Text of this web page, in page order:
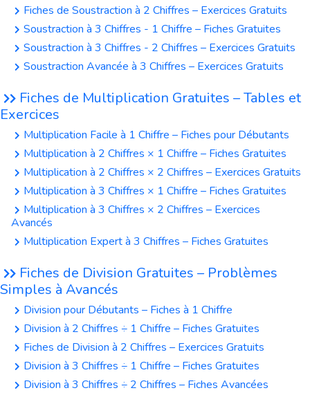
Fiches de Soustraction à 2 Chiffres – Exercices Gratuits
Soustraction à 3 Chiffres - 1 Chiffre – Fiches Gratuites
Soustraction à 3 Chiffres - 2 Chiffres – Exercices Gratuits
Soustraction Avancée à 3 Chiffres – Exercices Gratuits
Fiches de Multiplication Gratuites – Tables et
Exercices
Multiplication Facile à 1 Chiffre – Fiches pour Débutants
Multiplication à 2 Chiffres × 1 Chiffre – Fiches Gratuites
Multiplication à 2 Chiffres × 2 Chiffres – Exercices Gratuits
Multiplication à 3 Chiffres × 1 Chiffre – Fiches Gratuites
Multiplication à 3 Chiffres × 2 Chiffres – Exercices
Avancés
Multiplication Expert à 3 Chiffres – Fiches Gratuites
Fiches de Division Gratuites – Problèmes
Simples à Avancés
Division pour Débutants – Fiches à 1 Chiffre
Division à 2 Chiffres ÷ 1 Chiffre – Fiches Gratuites
Fiches de Division à 2 Chiffres – Exercices Gratuits
Division à 3 Chiffres ÷ 1 Chiffre – Fiches Gratuites
Division à 3 Chiffres ÷ 2 Chiffres – Fiches Avancées